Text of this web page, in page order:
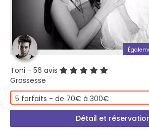
Toni - 56 avis
Grossesse
5 forfaits - de 70€ à 300€
Détail et